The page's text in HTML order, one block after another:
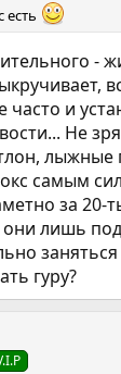
есть
-
и
Не
лыжные
самым
за 20-
лишь
заняться
гуру?